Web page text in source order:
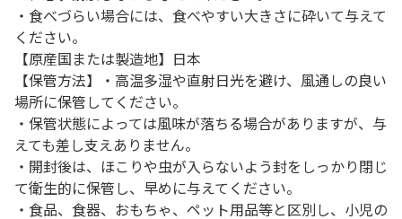
・食べづらい場合には、食べやすい大きさに砕いて与えて
ください。
【原産国または製造地】日本
【保管方法】・高温多湿や直射日光を避け、風通しの良い
場所に保管してください。
・保管状態によっては風味が落ちる場合がありますが、与
えても差し支えありません。
・開封後は、ほこりや虫が入らないよう封をしっかり閉じ
て衛生的に保管し、早めに与えてください。
・食品、食器、おもちゃ、ペット用品等と区別し、小児の